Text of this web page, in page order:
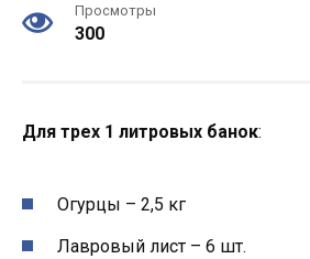
Просмотры
300
Для трех 1 литровых банок:
Огурцы – 2,5 кг
Лавровый лист – 6 шт.